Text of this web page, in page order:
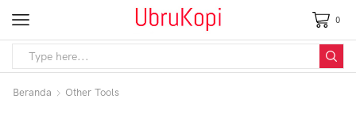
0
Beranda Other Tools